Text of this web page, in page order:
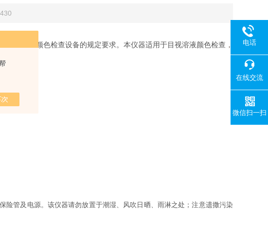
对溶液颜色检查设备的规定要求。本仪器适用于目视溶液颜色检查，
管及电源。该仪器请勿放置于潮湿、风吹日晒、雨淋之处；注意遗撒污染
电话
在线交流
微信扫一扫